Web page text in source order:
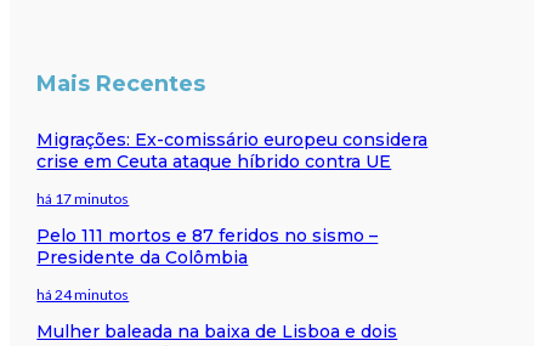
Mais Recentes
Migrações: Ex-comissário europeu considera
crise em Ceuta ataque híbrido contra UE
há 17 minutos
Pelo 111 mortos e 87 feridos no sismo –
Presidente da Colômbia
há 24 minutos
Mulher baleada na baixa de Lisboa e dois